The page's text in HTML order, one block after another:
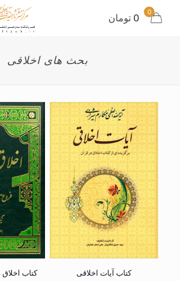
0 0 تومان
بحث های اخلاقی
کتاب آیات اخلاقی کتاب اخلاق در